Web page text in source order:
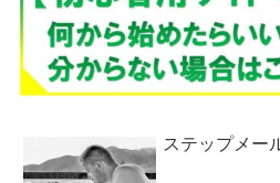
ステップメー